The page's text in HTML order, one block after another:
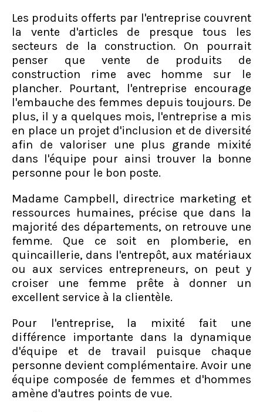
Les produits offerts par l'entreprise couvrent
la vente d'articles de presque tous les
secteurs de la construction. On pourrait
penser que vente de produits de
construction rime avec homme sur le
plancher. Pourtant, l'entreprise encourage
l'embauche des femmes depuis toujours. De
plus, il y a quelques mois, l'entreprise a mis
en place un projet d'inclusion et de diversité
afin de valoriser une plus grande mixité
dans l'équipe pour ainsi trouver la bonne
personne pour le bon poste.
Madame Campbell, directrice marketing et
ressources humaines, précise que dans la
majorité des départements, on retrouve une
femme. Que ce soit en plomberie, en
quincaillerie, dans l'entrepôt, aux matériaux
ou aux services entrepreneurs, on peut y
croiser une femme prête à donner un
excellent service à la clientèle.
Pour l'entreprise, la mixité fait une
différence importante dans la dynamique
d'équipe et de travail puisque chaque
personne devient complémentaire. Avoir une
équipe composée de femmes et d'hommes
amène d'autres points de vue.